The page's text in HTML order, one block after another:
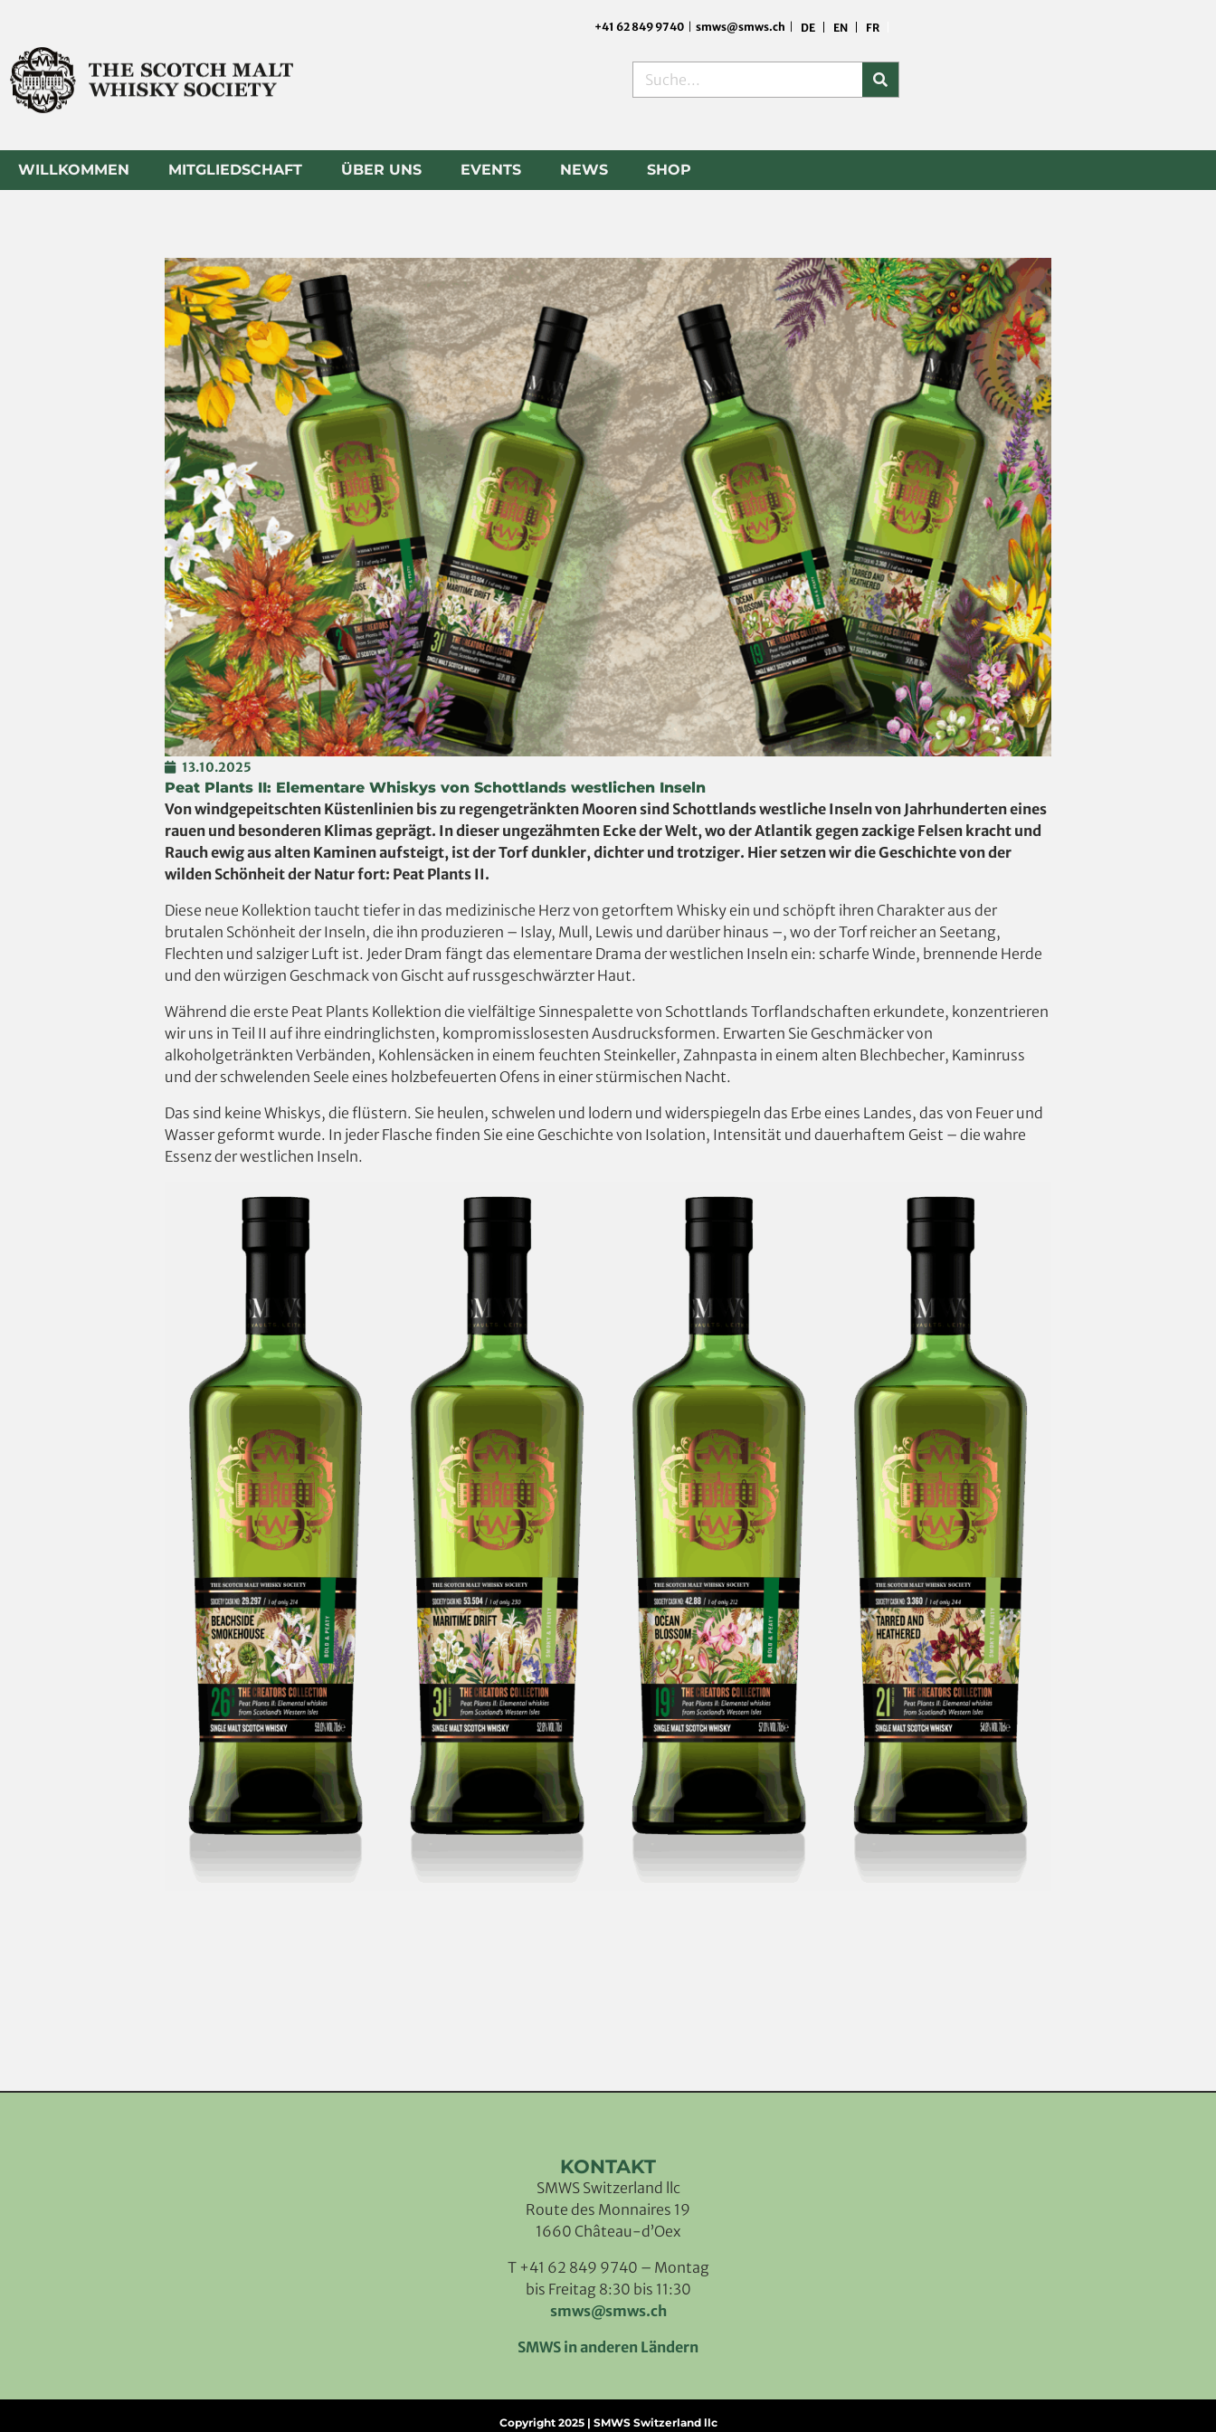
springen
+41 62 849 9740 smws@smws.ch DE EN FR
Suche
WILLKOMMEN MITGLIEDSCHAFT ÜBER UNS EVENTS NEWS SHOP
13.10.2025
Peat Plants II: Elementare Whiskys von Schottlands westlichen Inseln
Von windgepeitschten Küstenlinien bis zu regengetränkten Mooren sind Schottlands westliche Inseln von Jahrhunderten eines
rauen und besonderen Klimas geprägt. In dieser ungezähmten Ecke der Welt, wo der Atlantik gegen zackige Felsen kracht und
Rauch ewig aus alten Kaminen aufsteigt, ist der Torf dunkler, dichter und trotziger. Hier setzen wir die Geschichte von der
wilden Schönheit der Natur fort: Peat Plants II.
Diese neue Kollektion taucht tiefer in das medizinische Herz von getorftem Whisky ein und schöpft ihren Charakter aus der
brutalen Schönheit der Inseln, die ihn produzieren – Islay, Mull, Lewis und darüber hinaus –, wo der Torf reicher an Seetang,
Flechten und salziger Luft ist. Jeder Dram fängt das elementare Drama der westlichen Inseln ein: scharfe Winde, brennende Herde
und den würzigen Geschmack von Gischt auf russgeschwärzter Haut.
Während die erste Peat Plants Kollektion die vielfältige Sinnespalette von Schottlands Torflandschaften erkundete, konzentrieren
wir uns in Teil II auf ihre eindringlichsten, kompromisslosesten Ausdrucksformen. Erwarten Sie Geschmäcker von
alkoholgetränkten Verbänden, Kohlensäcken in einem feuchten Steinkeller, Zahnpasta in einem alten Blechbecher, Kaminruss
und der schwelenden Seele eines holzbefeuerten Ofens in einer stürmischen Nacht.
Das sind keine Whiskys, die flüstern. Sie heulen, schwelen und lodern und widerspiegeln das Erbe eines Landes, das von Feuer und
Wasser geformt wurde. In jeder Flasche finden Sie eine Geschichte von Isolation, Intensität und dauerhaftem Geist – die wahre
Essenz der westlichen Inseln.
KONTAKT
SMWS Switzerland llc
Route des Monnaires 19
1660 Château-d’Oex
T +41 62 849 9740 – Montag
bis Freitag 8:30 bis 11:30
smws@smws.ch
SMWS in anderen Ländern
Copyright 2025 | SMWS Switzerland llc